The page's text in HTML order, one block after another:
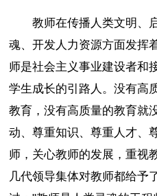
教师在传播人类文明、
魂、开发人力资源方面发挥
师是社会主义事业建设者和
学生成长的引路人。没有高
教育，没有高质量的教育就
动、尊重知识、尊重人才、
师，关心教师的发展，重视
几代领导集体对教师都给予